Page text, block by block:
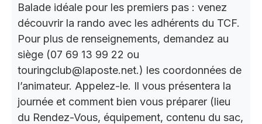
Balade idéale pour les premiers pas : venez
découvrir la rando avec les adhérents du TCF.
Pour plus de renseignements, demandez au
siège (07 69 13 99 22 ou
touringclub@laposte.net.) les coordonnées de
l’animateur. Appelez-le. Il vous présentera la
journée et comment bien vous préparer (lieu
du Rendez-Vous, équipement, contenu du sac,